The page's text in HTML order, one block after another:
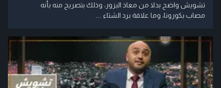
تشويش واضح بدلا من معاذ البزور، وذلك بتصريح منه بأنه
مصاب بكورونا، وما علاقة برد الشتاء ....